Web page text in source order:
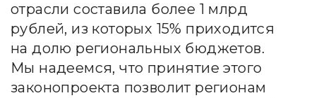
отрасли составила более 1 млрд
рублей, из которых 15% приходится
на долю региональных бюджетов.
Мы надеемся, что принятие этого
законопроекта позволит регионам